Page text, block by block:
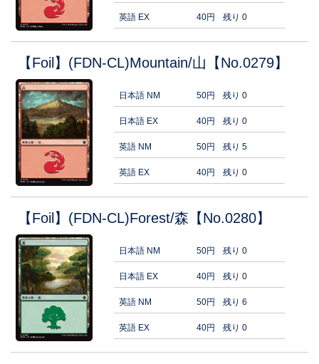
英語 EX 40円 残り 0
【Foil】(FDN-CL)Mountain/山【No.0279】
日本語 NM 50円 残り 0
日本語 EX 40円 残り 0
英語 NM 50円 残り 5
英語 EX 40円 残り 0
【Foil】(FDN-CL)Forest/森【No.0280】
日本語 NM 50円 残り 0
日本語 EX 40円 残り 0
英語 NM 50円 残り 6
英語 EX 40円 残り 0